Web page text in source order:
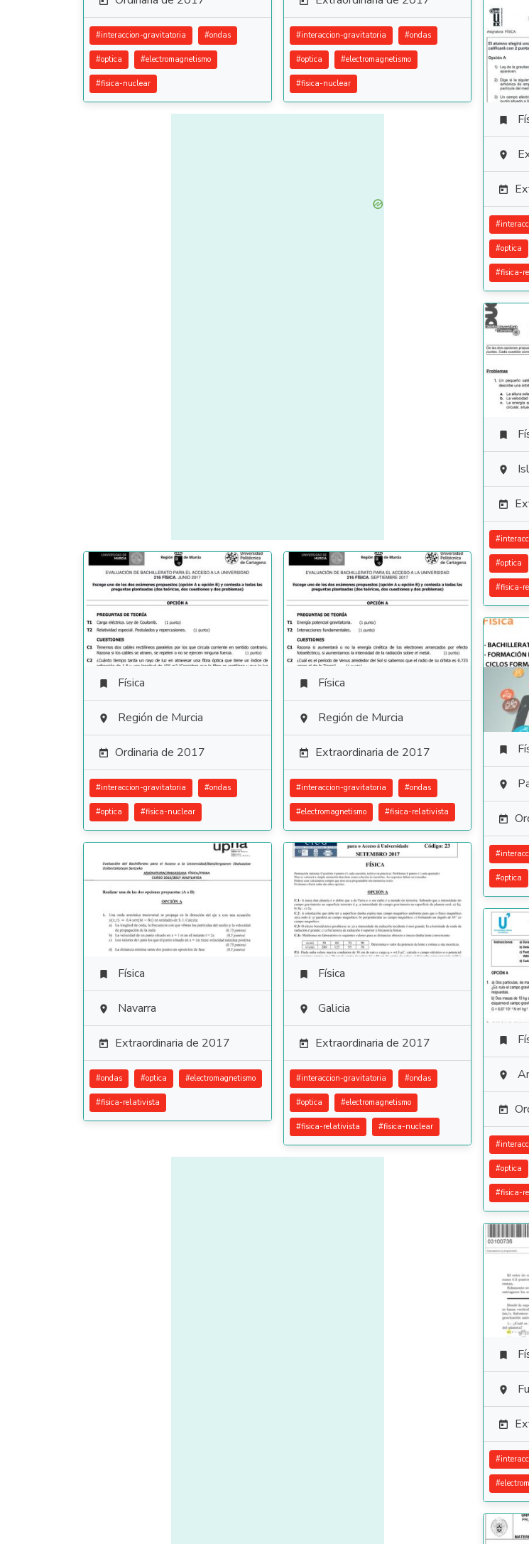
#interaccion-gravitatoria #ondas
#optica #electromagnetismo
#fisica-nuclear
#interaccion-gravitatoria #ondas
#optica #electromagnetismo
#fisica-nuclear



#
#optica
#fisica-



#
#optica
#fisica-
 Física
 Región de Murcia
 Ordinaria de 2017
#interaccion-gravitatoria #ondas
#optica #fisica-nuclear
 Física
 Región de Murcia
 Extraordinaria de 2017
#interaccion-gravitatoria #ondas
#electromagnetismo #fisica-relativista



#
#optica
 Física
 Navarra
 Extraordinaria de 2017
#ondas #optica #electromagnetismo
#fisica-relativista
 Física
 Galicia
 Extraordinaria de 2017
#interaccion-gravitatoria #ondas
#optica #electromagnetismo
#fisica-relativista #fisica-nuclear



#
#optica
#fisica-



#
#